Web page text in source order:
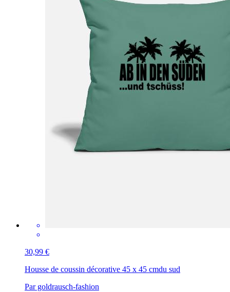
30,99 €
Housse de coussin décorative 45 x 45 cmdu sud
Par goldrausch-fashion